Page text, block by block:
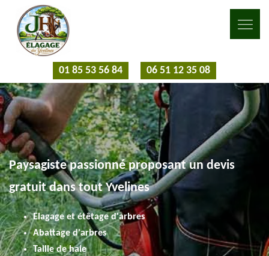
01 85 53 56 84 06 51 12 35 08
Paysagiste passionné proposant un devis
gratuit dans tout Yvelines
Elagage et étêtage d'arbres
Abattage d'arbres
Taille de haie